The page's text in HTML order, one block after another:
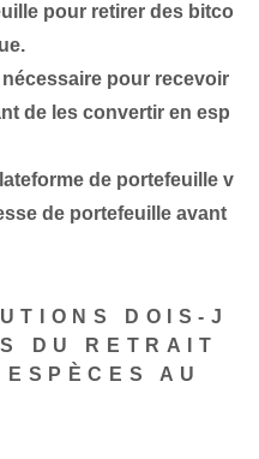
pour retirer des bitco
pour⁤ recevoir
de les convertir en esp
de portefeuille v
de portefeuille avant
DOIS-J
DU RETRAIT
AU